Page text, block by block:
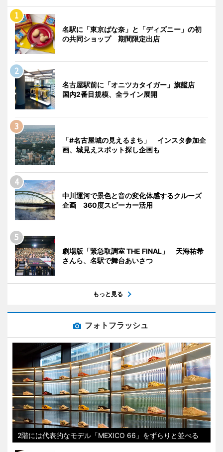
名駅に「東京ばな奈」と「ディズニー」の初
の共同ショップ 期間限定出店
名古屋駅前に「オニツカタイガー」旗艦店
国内2番目規模、全ライン展開
「#名古屋城の見えるまち」 インスタ参加企
画、城見えスポット探し企画も
中川運河で景色と音の変化体感するクルーズ
企画 360度スピーカー活用
劇場版「緊急取調室 THE FINAL」 天海祐希
さんら、名駅で舞台あいさつ
もっと見る
フォトフラッシュ
2階には代表的なモデル「MEXICO 66」をずらりと並べる